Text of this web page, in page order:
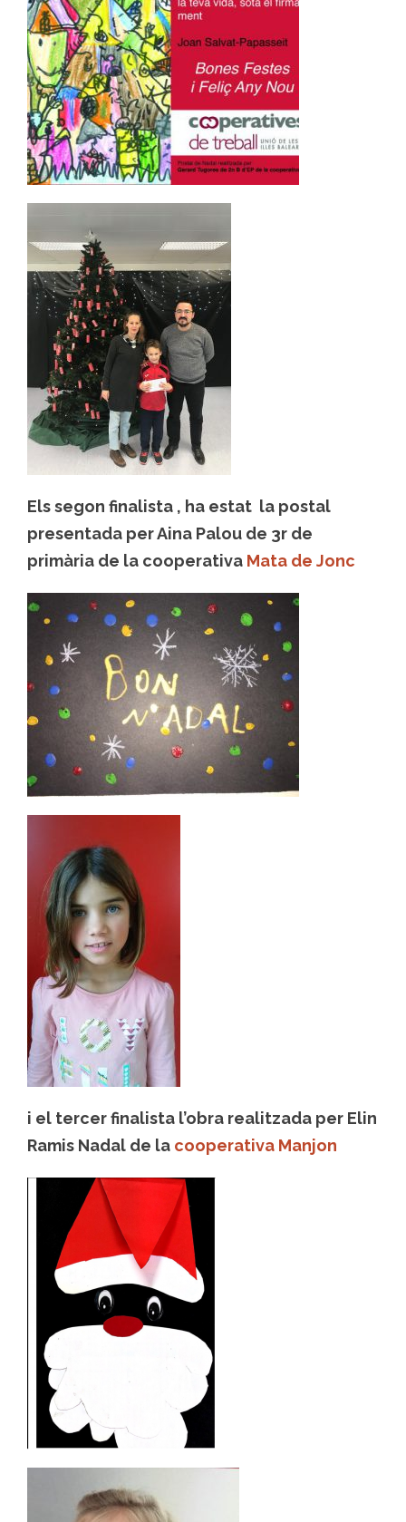
Els segon finalista , ha estat la postal
presentada per Aina Palou de 3r de
primària de la cooperativa Mata de Jonc
i el tercer finalista l’obra realitzada per Elin
Ramis Nadal de la cooperativa Manjon